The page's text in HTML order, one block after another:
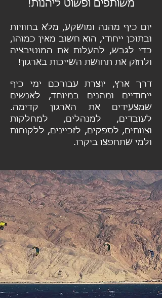
משותפים ופשוט ליהנות!
יום כיף מהנה ומושקע, מלא בחוויות
ובתוכן ייחודי, הוא חשוב מאין כמוהו,
כדי לגבש, להעלות את המוטיבציה
ולחזק את תחושת השייכות בארגון!
דרך ארץ, יוצרת עבורכם ימי כיף
ייחודיים ומהנים במיוחד, לאנשים
שמצעידים את הארגון קדימה.
לעובדים, למנהלים, למחלקות
וצוותים, לספקים, לזכיינים, ללקוחות
ולמי שתחפצו ביקרו.